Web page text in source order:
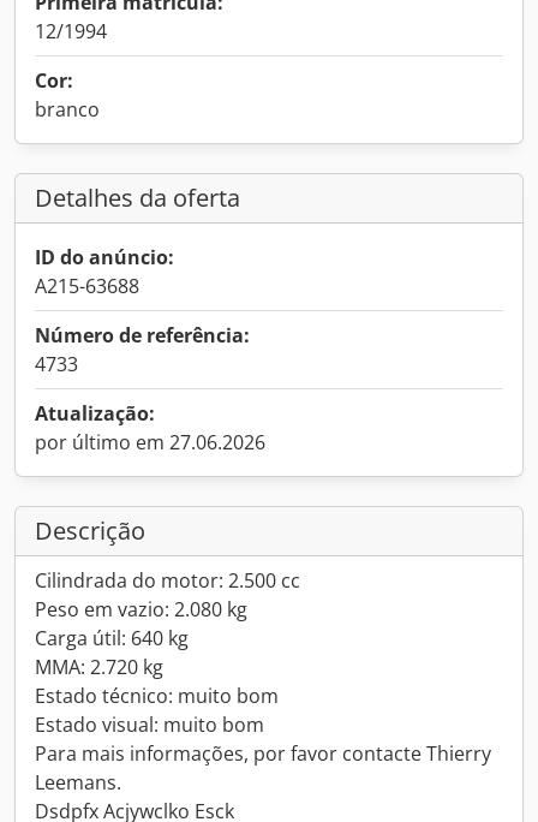
12/1994
Cor:
branco
Detalhes da oferta
ID do anúncio:
A215-63688
Número de referência:
4733
Atualização:
por último em 27.06.2026
Descrição
Cilindrada do motor: 2.500 cc
Peso em vazio: 2.080 kg
Carga útil: 640 kg
MMA: 2.720 kg
Estado técnico: muito bom
Estado visual: muito bom
Para mais informações, por favor contacte Thierry
Leemans.
Dsdpfx Acjywclko Esck